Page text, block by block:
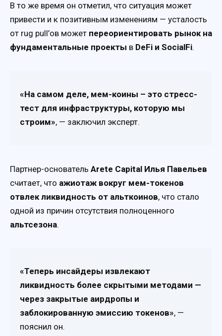
В то же время он отметил, что ситуация может
привести и к позитивным изменениям — усталость
от rug pull’ов может переориентировать рынок на
фундаментальные проекты в DeFi и SocialFi.
«На самом деле, мем-коины – это стресс-
тест для инфраструктуры, которую мы
строим», — заключил эксперт.
Партнер-основатель Arete Capital Илья Павельев
считает, что ажиотаж вокруг мем-токенов
отвлек ликвидность от альткоинов, что стало
одной из причин отсутствия полноценного
альтсезона.
«Теперь инсайдеры извлекают
ликвидность более скрытыми методами —
через закрытые аирдропы и
заблокированную эмиссию токенов», —
пояснил он.